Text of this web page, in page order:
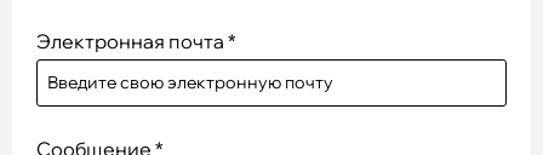
Электронная почта *
Сообщение *